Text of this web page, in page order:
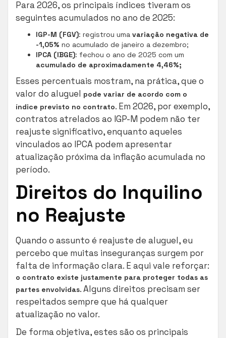
Para 2026, os principais índices tiveram os
seguintes acumulados no ano de 2025:
IGP-M (FGV): registrou uma variação negativa de
-1,05% no acumulado de janeiro a dezembro;
IPCA (IBGE): fechou o ano de 2025 com um
acumulado de aproximadamente 4,46%;
Esses percentuais mostram, na prática, que o
valor do aluguel pode variar de acordo com o
índice previsto no contrato. Em 2026, por exemplo,
contratos atrelados ao IGP-M podem não ter
reajuste significativo, enquanto aqueles
vinculados ao IPCA podem apresentar
atualização próxima da inflação acumulada no
período.
Direitos do Inquilino
no Reajuste
Quando o assunto é reajuste de aluguel, eu
percebo que muitas inseguranças surgem por
falta de informação clara. E aqui vale reforçar:
o contrato existe justamente para proteger todas as
partes envolvidas. Alguns direitos precisam ser
respeitados sempre que há qualquer
atualização no valor.
De forma objetiva, estes são os principais